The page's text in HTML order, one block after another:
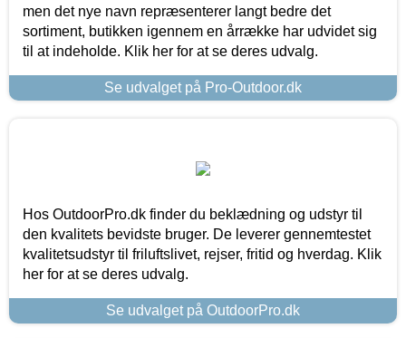
men det nye navn repræsenterer langt bedre det
sortiment, butikken igennem en årrække har udvidet sig
til at indeholde. Klik her for at se deres udvalg.
Se udvalget på Pro-Outdoor.dk
Hos OutdoorPro.dk finder du beklædning og udstyr til
den kvalitets bevidste bruger. De leverer gennemtestet
kvalitetsudstyr til friluftslivet, rejser, fritid og hverdag. Klik
her for at se deres udvalg.
Se udvalget på OutdoorPro.dk